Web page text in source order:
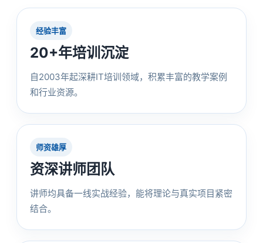
经验丰富
20+年培训沉淀
自2003年起深耕IT培训领域，积累丰富的教学案例
和行业资源。
师资雄厚
资深讲师团队
讲师均具备一线实战经验，能将理论与真实项目紧密
结合。